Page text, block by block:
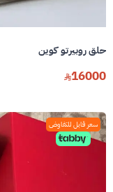
حلق روبيرتو كوين
16000
سعر قابل للتفاوض